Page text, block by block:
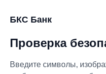
БКС Банк
Проверка
Введите символы,